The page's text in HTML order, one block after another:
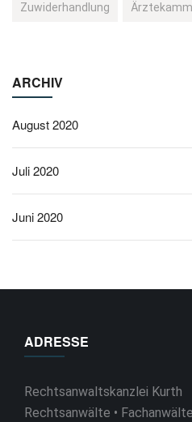
Zuwiderhandlung
ARCHIV
August 2020
Juli 2020
Juni 2020
ADRESSE
Rechtsanwaltskanzlei Kurth
Rechtsanwälte • Fachanwälte